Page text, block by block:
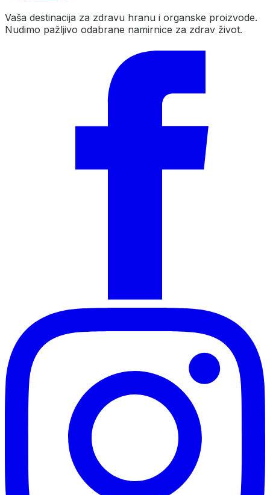
Vaša destinacija za zdravu hranu i organske proizvode.
Nudimo pažljivo odabrane namirnice za zdrav život.